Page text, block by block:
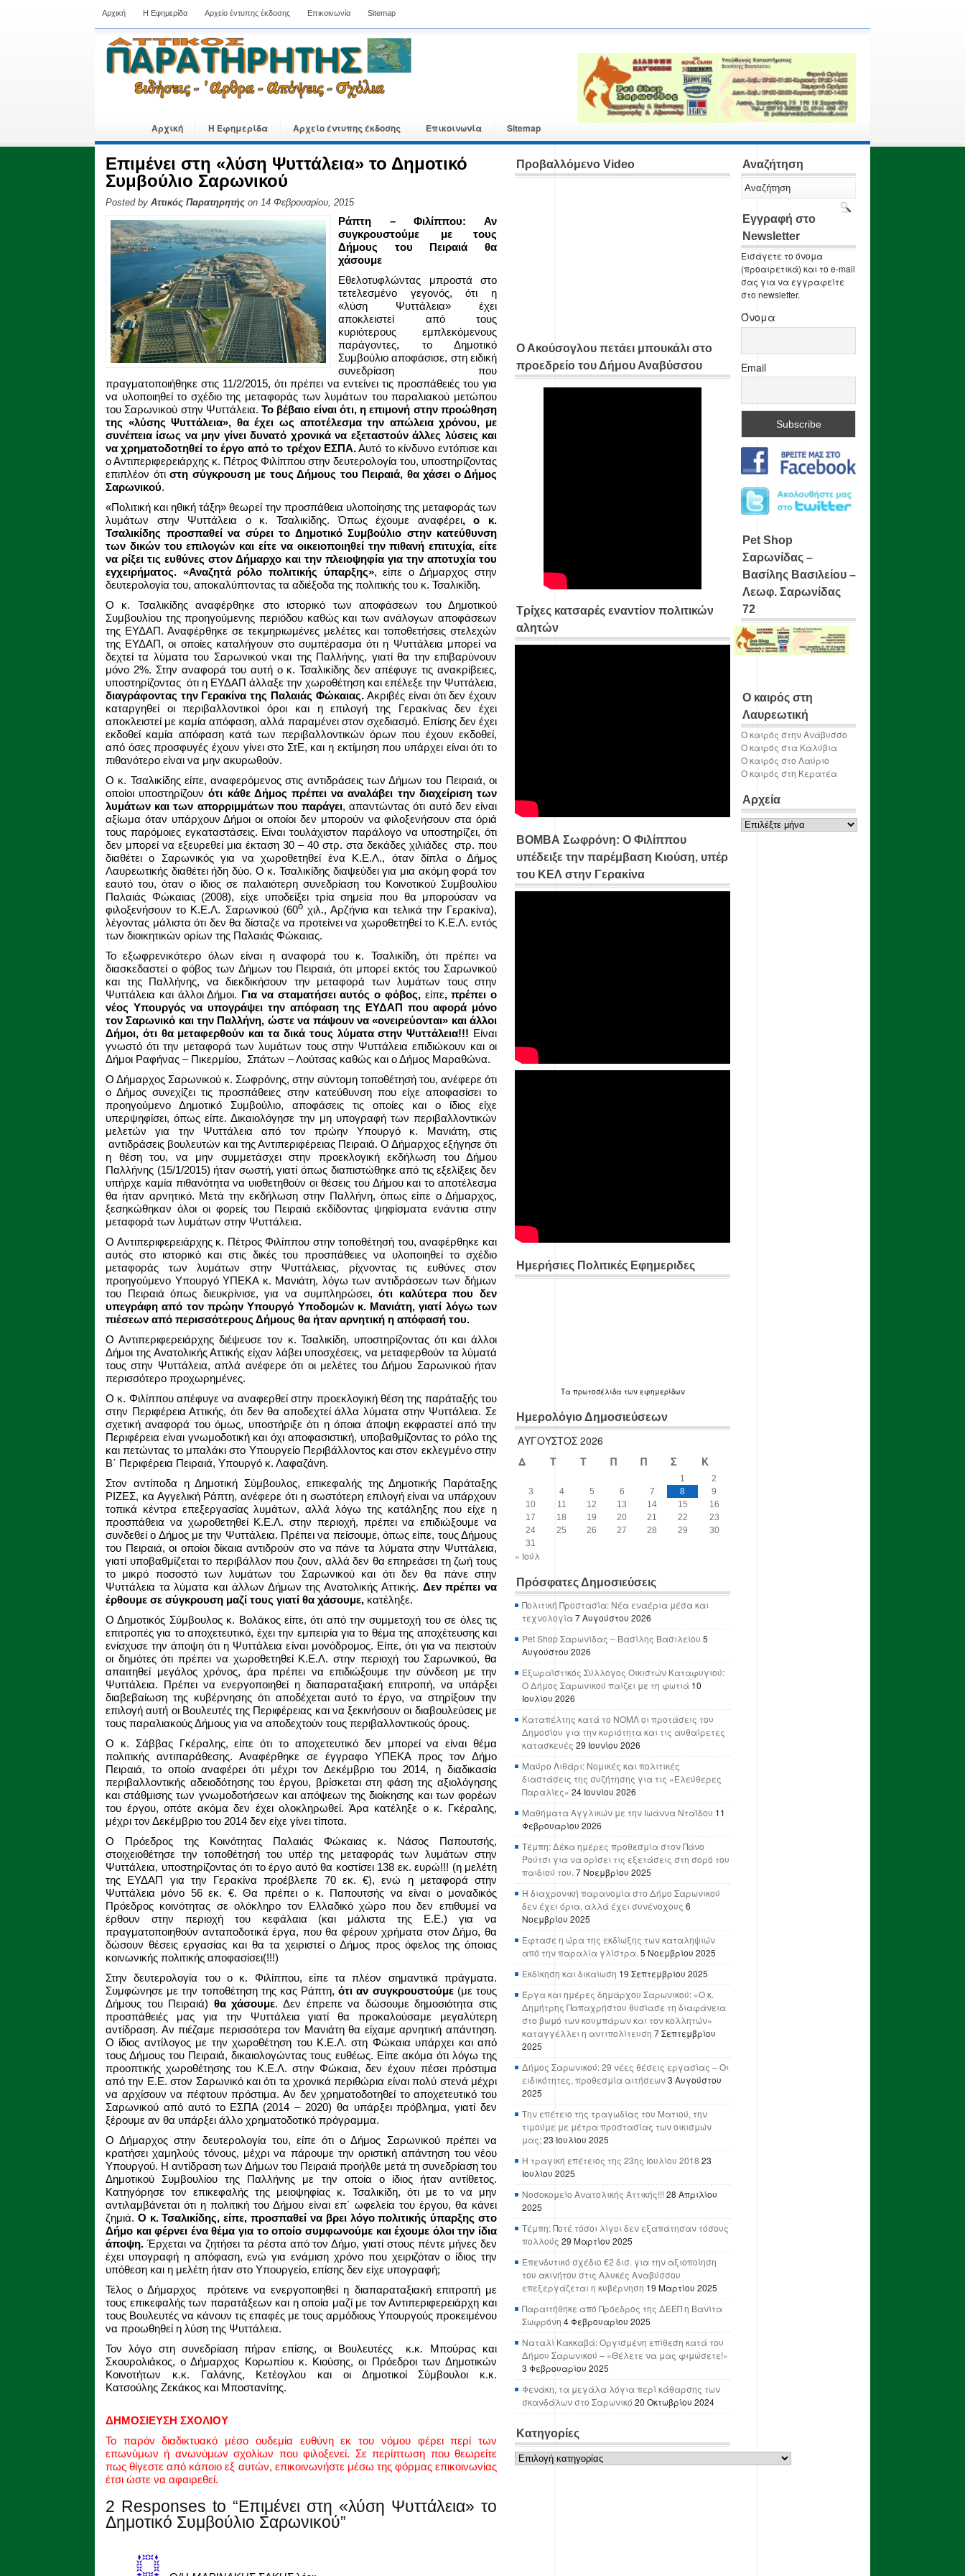
Αρχική Η Εφημερίδα Αρχείο έντυπης έκδοσης Επικοινωνία Sitemap
Αρχική Η Εφημερίδα Αρχείο έντυπης έκδοσης Επικοινωνία Sitemap
Επιμένει στη «λύση Ψυττάλεια» το Δημοτικό
Συμβούλιο Σαρωνικού
Posted by Αττικός Παρατηρητής on 14 Φεβρουαρίου, 2015
Ράπτη – Φιλίππου: Αν
συγκρουστούμε με τους
Δήμους του Πειραιά θα
χάσουμε
Εθελοτυφλώντας μπροστά στο
τετελεσμένο γεγονός, ότι η
«λύση Ψυττάλεια» έχει
αποκλειστεί από τους
κυριότερους εμπλεκόμενους
παράγοντες, το Δημοτικό
Συμβούλιο αποφάσισε, στη ειδική
συνεδρίαση που
πραγματοποιήθηκε στις 11/2/2015, ότι πρέπει να εντείνει τις προσπάθειές του για
να υλοποιηθεί το σχέδιο της μεταφοράς των λυμάτων του παραλιακού μετώπου
του Σαρωνικού στην Ψυττάλεια.Το βέβαιο είναι ότι, η επιμονή στην προώθηση
της «λύσης Ψυττάλεια», θα έχει ως αποτέλεσμα την απώλεια χρόνου, με
συνέπεια ίσως να μην γίνει δυνατό χρονικά να εξεταστούν άλλες λύσεις και
να χρηματοδοτηθεί το έργο από το τρέχον ΕΣΠΑ.Αυτό το κίνδυνο εντόπισε και
ο Αντιπεριφερειάρχης κ. Πέτρος Φιλίππου στην δευτερολογία του, υποστηρίζοντας
επιπλέον ότι στη σύγκρουση με τους Δήμους του Πειραιά, θα χάσει ο Δήμος
Σαρωνικού.
«Πολιτική και ηθική τάξη» θεωρεί την προσπάθεια υλοποίησης της μεταφοράς των
λυμάτων στην Ψυττάλεια ο κ. Τσαλικίδης. Όπως έχουμε αναφέρει, ο κ.
Τσαλικίδης προσπαθεί να σύρει το Δημοτικό Συμβούλιο στην κατεύθυνση
των δικών του επιλογών και είτε να οικειοποιηθεί την πιθανή επιτυχία, είτε
να ρίξει τις ευθύνες στον Δήμαρχο και την πλειοψηφία για την αποτυχία του
εγχειρήματος. «Αναζητά ρόλο πολιτικής ύπαρξης», είπε ο Δήμαρχος στην
δευτερολογία του, αποκαλύπτοντας τα αδιέξοδα της πολιτικής του κ. Τσαλικίδη.
Ο κ. Τσαλικίδης αναφέρθηκε στο ιστορικό των αποφάσεων του Δημοτικού
Συμβουλίου της προηγούμενης περιόδου καθώς και των ανάλογων αποφάσεων
της ΕΥΔΑΠ. Αναφέρθηκε σε τεκμηριωμένες μελέτες και τοποθετήσεις στελεχών
της ΕΥΔΑΠ, οι οποίες καταλήγουν στο συμπέρασμα ότι η Ψυττάλεια μπορεί να
δεχτεί τα λύματα του Σαρωνικού νκαι της Παλλήνης, γιατί θα την επιβαρύνουν
μόνο 2%. Στην αναφορά του αυτή ο κ. Τσαλικίδης δεν απέφυγε τις ανακρίβειες,
υποστηρίζοντας ότι η ΕΥΔΑΠ άλλαξε την χωροθέτηση και επέλεξε την Ψυττάλεια,
διαγράφοντας την Γερακίνα της Παλαιάς Φώκαιας.Ακριβές είναι ότι δεν έχουν
καταργηθεί οι περιβαλλοντικοί όροι και η επιλογή της Γερακίνας δεν έχει
αποκλειστεί με καμία απόφαση, αλλά παραμένει στον σχεδιασμό. Επίσης δεν έχει
εκδοθεί καμία απόφαση κατά των περιβαλλοντικών όρων που έχουν εκδοθεί,
από όσες προσφυγές έχουν γίνει στο ΣτΕ, και η εκτίμηση που υπάρχει είναι ότι το
πιθανότερο είναι να μην ακυρωθούν.
Ο κ. Τσαλικίδης είπε, αναφερόμενος στις αντιδράσεις των Δήμων του Πειραιά, οι
οποίοι υποστηρίζουνότι κάθε Δήμος πρέπει να αναλάβει την διαχείριση των
λυμάτων και των απορριμμάτων που παράγει, απαντώντας ότι αυτό δεν είναι
αξίωμα όταν υπάρχουν Δήμοι οι οποίοι δεν μπορούν να φιλοξενήσουν στα όριά
τους παρόμοιες εγκαταστάσεις. Είναι τουλάχιστον παράλογο να υποστηρίζει, ότι
δεν μπορεί να εξευρεθεί μια έκταση 30 – 40 στρ. στα δεκάδες χιλιάδες στρ. που
διαθέτει ο Σαρωνικός για να χωροθετηθεί ένα Κ.Ε.Λ., όταν δίπλα ο Δήμος
Λαυρεωτικής διαθέτει ήδη δύο. Ο κ. Τσαλικίδης διαψεύδει για μια ακόμη φορά τον
εαυτό του, όταν ο ίδιος σε παλαιότερη συνεδρίαση του Κοινοτικού Συμβουλίου
Παλαιάς Φώκαιας (2008), είχε υποδείξει τρία σημεία που θα μπορούσαν να
φιλοξενήσουν το Κ.Ε.Λ. Σαρωνικού (60οχιλ., Αρζήνια και τελικά την Γερακίνα),
λέγοντας μάλιστα ότι δεν θα δίσταζε να προτείνει να χωροθετηθεί το Κ.Ε.Λ. εντός
των διοικητικών ορίων της Παλαιάς Φώκαιας.
Το εξωφρενικότερο όλων είναι η αναφορά του κ. Τσαλικίδη, ότι πρέπει να
διασκεδαστεί ο φόβος των Δήμων του Πειραιά, ότι μπορεί εκτός του Σαρωνικού
και της Παλλήνης, να διεκδικήσουν την μεταφορά των λυμάτων τους στην
Ψυττάλεια και άλλοι Δήμοι. Για να σταματήσει αυτός ο φόβος, είπε, πρέπει ο
νέος Υπουργός να υπογράψει την απόφαση της ΕΥΔΑΠ που αφορά μόνο
τον Σαρωνικό και την Παλλήνη, ώστε να πάψουν να «ονειρεύονται» και άλλοι
Δήμοι, ότι θα μεταφερθούν και τα δικά τους λύματα στην Ψυττάλεια!!! Είναι
γνωστό ότι την μεταφορά των λυμάτων τους στην Ψυττάλεια επιδιώκουν και οι
Δήμοι Ραφήνας – Πικερμίου, Σπάτων – Λούτσας καθώς και ο Δήμος Μαραθώνα.
Ο Δήμαρχος Σαρωνικού κ. Σωφρόνης, στην σύντομη τοποθέτησή του, ανέφερε ότι
ο Δήμος συνεχίζει τις προσπάθειες στην κατεύθυνση που είχε αποφασίσει το
προηγούμενο Δημοτικό Συμβούλιο, αποφάσεις τις οποίες και ο ίδιος είχε
υπερψηφίσει, όπως είπε. Δικαιολόγησε την μη υπογραφή των περιβαλλοντικών
μελετών για την Ψυττάλεια από τον πρώην Υπουργό κ. Μανιάτη, στις
αντιδράσεις βουλευτών και της Αντιπεριφέρειας Πειραιά. Ο Δήμαρχος εξήγησε ότι
η θέση του, να μην συμμετάσχει στην προεκλογική εκδήλωση του Δήμου
Παλλήνης (15/1/2015) ήταν σωστή, γιατί όπως διαπιστώθηκε από τις εξελίξεις δεν
υπήρχε καμία πιθανότητα να υιοθετηθούν οι θέσεις του Δήμου και το αποτέλεσμα
θα ήταν αρνητικό. Μετά την εκδήλωση στην Παλλήνη, όπως είπε ο Δήμαρχος,
ξεσηκώθηκαν όλοι οι φορείς του Πειραιά εκδίδοντας ψηφίσματα ενάντια στην
μεταφορά των λυμάτων στην Ψυττάλεια.
Ο Αντιπεριφερειάρχης κ. Πέτρος Φιλίππου στην τοποθέτησή του, αναφέρθηκε και
αυτός στο ιστορικό και στις δικές του προσπάθειες να υλοποιηθεί το σχέδιο
μεταφοράς των λυμάτων στην Ψυττάλειας, ρίχνοντας τις ευθύνες στον
προηγούμενο Υπουργό ΥΠΕΚΑ κ. Μανιάτη, λόγω των αντιδράσεων των δήμων
του Πειραιά όπως διευκρίνισε, για να συμπληρώσει,ότι καλύτερα που δεν
υπεγράφη από τον πρώην Υπουργό Υποδομών κ. Μανιάτη, γιατί λόγω των
πιέσεων από περισσότερους Δήμους θα ήταν αρνητική η απόφασή του.
Ο Αντιπεριφερειάρχης διέψευσε τον κ. Τσαλικίδη, υποστηρίζοντας ότι και άλλοι
Δήμοι της Ανατολικής Αττικής είχαν λάβει υποσχέσεις, να μεταφερθούν τα λύματά
τους στην Ψυττάλεια, απλά ανέφερε ότι οι μελέτες του Δήμου Σαρωνικού ήταν
περισσότερο προχωρημένες.
Ο κ. Φιλίππου απέφυγε να αναφερθεί στην προεκλογική θέση της παράταξής του
στην Περιφέρεια Αττικής, ότι δεν θα αποδεχτεί άλλα λύματα στην Ψυττάλεια. Σε
σχετική αναφορά του όμως, υποστήριξε ότι η όποια άποψη εκφραστεί από την
Περιφέρεια είναι γνωμοδοτική και όχι αποφασιστική, υποβαθμίζοντας το ρόλο της
και πετώντας το μπαλάκι στο Υπουργείο Περιβάλλοντος και στον εκλεγμένο στην
Β΄ Περιφέρεια Πειραιά, Υπουργό κ. Λαφαζάνη.
Στον αντίποδα η Δημοτική Σύμβουλος, επικεφαλής της Δημοτικής Παράταξης
ΡΙΖΕΣ, κα Αγγελική Ράπτη, ανέφερε ότι η σωστότερη επιλογή είναι να υπάρχουν
τοπικά κέντρα επεξεργασίας λυμάτων, αλλά λόγω της κατάληξης που είχε η
προσπάθεια να χωροθετηθεί Κ.Ε.Λ. στην περιοχή, πρέπει να επιδιώξουμε να
συνδεθεί ο Δήμος με την Ψυττάλεια. Πρέπει να πείσουμε, όπως είπε, τους Δήμους
του Πειραιά, οι οποίοι δίκαια αντιδρούν στο να πάνε τα λύματα στην Ψυττάλεια,
γιατί υποβαθμίζεται το περιβάλλον που ζουν, αλλά δεν θα επηρεάσει τη ζωή τους
το μικρό ποσοστό των λυμάτων του Σαρωνικού και ότι δεν θα πάνε στην
Ψυττάλεια τα λύματα και άλλων Δήμων της Ανατολικής Αττικής. Δεν πρέπει να
έρθουμε σε σύγκρουση μαζί τους γιατί θα χάσουμε, κατέληξε.
Ο Δημοτικός Σύμβουλος κ. Βολάκος είπε, ότι από την συμμετοχή του σε όλες τις
επιτροπές για το αποχετευτικό, έχει την εμπειρία για το θέμα της αποχέτευσης και
ενίσχυσε την άποψη ότι η Ψυττάλεια είναι μονόδρομος. Είπε, ότι για να πειστούν
οι δημότες ότι πρέπει να χωροθετηθεί Κ.Ε.Λ. στην περιοχή του Σαρωνικού, θα
απαιτηθεί μεγάλος χρόνος, άρα πρέπει να επιδιώξουμε την σύνδεση με την
Ψυττάλεια. Πρέπει να ενεργοποιηθεί η διαπαραταξιακή επιτροπή, να υπάρξει
διαβεβαίωση της κυβέρνησης ότι αποδέχεται αυτό το έργο, να στηρίξουν την
επιλογή αυτή οι Βουλευτές της Περιφέρειας και να ξεκινήσουν οι διαβουλεύσεις με
τους παραλιακούς Δήμους για να αποδεχτούν τους περιβαλλοντικούς όρους.
Ο κ. Σάββας Γκέραλης, είπε ότι το αποχετευτικό δεν μπορεί να είναι θέμα
πολιτικής αντιπαράθεσης. Αναφέρθηκε σε έγγραφο ΥΠΕΚΑ προς τον Δήμο
Πειραιά, το οποίο αναφέρει ότι μέχρι τον Δεκέμβριο του 2014, η διαδικασία
περιβαλλοντικής αδειοδότησης του έργου, βρίσκεται στη φάση της αξιολόγησης
και στάθμισης των γνωμοδοτήσεων και απόψεων της διοίκησης και των φορέων
του έργου, οπότε ακόμα δεν έχει ολοκληρωθεί. Άρα κατέληξε ο κ. Γκέραλης,
μέχρι τον Δεκέμβριο του 2014 δεν είχε γίνει τίποτα.
Ο Πρόεδρος της Κοινότητας Παλαιάς Φώκαιας κ. Νάσος Παπουτσής,
στοιχειοθέτησε την τοποθέτησή του υπέρ της μεταφοράς των λυμάτων στην
Ψυττάλεια, υποστηρίζοντας ότι το έργο αυτό θα κοστίσει 138 εκ. ευρώ!!! (η μελέτη
της ΕΥΔΑΠ για την Γερακίνα προέβλεπε 70 εκ. €), ενώ η μεταφορά στην
Ψυττάλεια μόνο 56 εκ. €. Θα πρέπει ο κ. Παπουτσής να είναι ο μοναδικός
Πρόεδρος κοινότητας σε ολόκληρο τον Ελλαδικό χώρο που δεν επιθυμεί να
έρθουν στην περιοχή του κεφάλαια (και μάλιστα της Ε.Ε.) για να
πραγματοποιηθούν ανταποδοτικά έργα, που θα φέρουν χρήματα στον Δήμο, θα
δώσουν θέσεις εργασίας και θα τα χειριστεί ο Δήμος προς όφελος της όποιας
κοινωνικής πολιτικής αποφασίσει(!!!)
Στην δευτερολογία του ο κ. Φιλίππου, είπε τα πλέον σημαντικά πράγματα.
Συμφώνησε με την τοποθέτηση της κας Ράπτη,ότι αν συγκρουστούμε(με τους
Δήμους του Πειραιά) θα χάσουμε. Δεν έπρεπε να δώσουμε δημοσιότητα στις
προσπάθειές μας για την Ψυττάλεια γιατί θα προκαλούσαμε μεγαλύτερη
αντίδραση. Αν πιέζαμε περισσότερα τον Μανιάτη θα είχαμε αρνητική απάντηση.
Ο ίδιος αντίλογος με την χωροθέτηση του Κ.Ε.Λ. στη Φώκαια υπάρχει και από
τους Δήμους του Πειραιά, δικαιολογώντας τους ευθέως. Είπε ακόμα ότι λόγω της
προοπτικής χωροθέτησης του Κ.Ε.Λ. στην Φώκαια, δεν έχουν πέσει πρόστιμα
από την Ε.Ε. στον Σαρωνικό και ότι τα χρονικά περιθώρια είναι πολύ στενά μέχρι
να αρχίσουν να πέφτουν πρόστιμα. Αν δεν χρηματοδοτηθεί το αποχετευτικό του
Σαρωνικού από αυτό το ΕΣΠΑ (2014 – 2020) θα υπάρξει πρόβλημα, γιατί δεν
ξέρουμε αν θα υπάρξει άλλο χρηματοδοτικό πρόγραμμα.
Ο Δήμαρχος στην δευτερολογία του, είπε ότι ο Δήμος Σαρωνικού πρέπει να
κρατήσει χαμηλούς τόνους, μέχρι να πάρουμε την οριστική απάντηση του νέου
Υπουργού. Η αντίδραση των Δήμων του Πειραιά προήλθε μετά τη συνεδρίαση του
Δημοτικού Συμβουλίου της Παλλήνης με την οποία ο ίδιος ήταν αντίθετος.
Κατηγόρησε τον επικεφαλής της μειοψηφίας κ. Τσαλικίδη, ότι με το να μην
αντιλαμβάνεται ότι η πολιτική του Δήμου είναι επ΄ ωφελεία του έργου, θα κάνει
ζημιά. Ο κ. Τσαλικίδης, είπε, προσπαθεί να βρει λόγο πολιτικής ύπαρξης στο
Δήμο και φέρνει ένα θέμα για το οποίο συμφωνούμε και έχουμε όλοι την ίδια
άποψη. Έρχεται να ζητήσει τα ρέστα από τον Δήμο, γιατί στους πέντε μήνες δεν
έχει υπογραφή η απόφαση, ενώ για ενάμιση χρόνο που χειριζόταν ο ίδιος την
υπόθεση και η μελέτη ήταν στο Υπουργείο, επίσης δεν είχε υπογραφή;
Τέλος ο Δήμαρχος πρότεινε να ενεργοποιηθεί η διαπαραταξιακή επιτροπή με
τους επικεφαλής των παρατάξεων και η οποία μαζί με τον Αντιπεριφερειάρχη και
τους Βουλευτές να κάνουν τις επαφές με τους αρμόδιους Υπουργούς προκειμένου
να προωθηθεί η λύση της Ψυττάλεια.
Τον λόγο στη συνεδρίαση πήραν επίσης, οι Βουλευτέςς κ.κ. Μπούρας και
Σκουρολιάκος, ο Δήμαρχος Κορωπίου κ. Κιούσης, οι Πρόεδροι των Δημοτικών
Κοινοτήτων κ.κ. Γαλάνης, Κετέογλου και οι Δημοτικοί Σύμβουλοι κ.κ.
Κατσούλης Ζεκάκος και Μποστανίτης.
ΔΗΜΟΣΙΕΥΣΗ ΣΧΟΛΙΟΥ
Το παρόν διαδικτυακό μέσο ουδεμία ευθύνη εκ του νόμου φέρει περί των
επωνύμων ή ανωνύμων σχολίων που φιλοξενεί. Σε περίπτωση που θεωρείτε
πως θίγεστε από κάποιο εξ αυτών, επικοινωνήστε μέσω της φόρμας επικοινωνίας
έτσι ώστε να αφαιρεθεί.
2 Responses to “Επιμένει στη «λύση Ψυττάλεια» το
Δημοτικό Συμβούλιο Σαρωνικού”
Προβαλλόμενο Video
Ο Ακούσογλου πετάει μπουκάλι στο
προεδρείο του Δήμου Αναβύσσου
Τρίχες κατσαρές εναντίον πολιτικών
αλητών
ΒΟΜΒΑ Σωφρόνη: Ο Φιλίππου
υπέδειξε την παρέμβαση Κιούση, υπέρ
του ΚΕΛ στην Γερακίνα
Ημερήσιες Πολιτικές Εφημεριδες
Τα πρωτοσέλιδα των εφημερίδων
Ημερολόγιο Δημοσιεύσεων
ΑΎΓΟΥΣΤΟΣ 2026
Δ
Τ Τ Π Π Σ Κ
1
2
3
4 5 6 7 8
9
10
11 12 13 14 15
16
17
18 19 20 21 22
23
24
25 26 27 28 29
30
31
« Ιούλ
Πρόσφατες Δημοσιεύσεις
Πολιτική Προστασία: Νέα εναέρια μέσα και
τεχνολογία7 Αυγούστου 2026
Pet Shop Σαρωνίδας – Βασίλης Βασιλείου 5
Αυγούστου 2026
Εξωραϊστικός Σύλλογος Οικιστών Καταφυγιού:
Ο Δήμος Σαρωνικού παίζει με τη φωτιά 10
Ιουλίου 2026
Καταπέλτης κατά το ΝΟΜΛ οι προτάσεις του
Δημοσίου για την κυριότητα και τις αυθαίρετες
κατασκευές 29 Ιουνίου 2026
Μαύρο Λιθάρι: Νομικές και πολιτικές
διαστάσεις της συζήτησης για τις «Ελεύθερες
Παραλίες» 24 Ιουνίου 2026
Μαθήματα Αγγλικών με την Ιωάννα Νταΐδου 11
Φεβρουαρίου 2026
Τέμπη: Δέκα ημέρες προθεσμία στον Πάνο
Ρούτσι για να ορίσει τις εξετάσεις στη σορό του
παιδιού του. 7 Νοεμβρίου 2025
Η διαχρονική παρανομία στο Δήμο Σαρωνικού
δεν έχει όρια, αλλά έχει συνένοχους 6
Νοεμβρίου 2025
Έφτασε η ώρα της εκδίωξης των καταληψιών
από την παραλία γλίστρα. 5 Νοεμβρίου 2025
Εκδίκηση και δικαίωση 19 Σεπτεμβρίου 2025
Έργα και ημέρες δημάρχου Σαρωνικού: «Ο κ.
Δημήτρης Παπαχρήστου θυσίασε τη διαφάνεια
στο βωμό των κουμπάρων και τον κολλητών»
καταγγέλλει η αντιπολίτευση 7 Σεπτεμβρίου
2025
Δήμος Σαρωνικού: 29 νέες θέσεις εργασίας – Οι
ειδικότητες, προθεσμία αιτήσεων3 Αυγούστου
2025
Την επέτειο της τραγωδίας του Ματιού, την
τιμούμε με μέτρα προστασίας των οικισμών
μας;23 Ιουλίου 2025
Η τραγική επέτειος της 23ης Ιουλίου 2018 23
Ιουλίου 2025
Νοσοκομείο Ανατολικής Αττικής!!! 28 Απριλίου
2025
Τέμπη: Ποτέ τόσοι λίγοι δεν εξαπάτησαν τόσους
πολλούς 29 Μαρτίου 2025
Επενδυτικό σχέδιο €2 δισ. για την αξιοποίηση
του ακινήτου στις Αλυκές Αναβύσσου
επεξεργάζεται η κυβέρνηση 19 Μαρτίου 2025
Παραιτήθηκε από Πρόεδρος της ΔΕΕΠ η Βανίτα
Σωφρόνη 4 Φεβρουαρίου 2025
Ναταλί Κακκαβά: Οργισμένη επίθεση κατά του
Δήμου Σαρωνικού – «Θέλετε να μας φιμώσετε!»
3 Φεβρουαρίου 2025
Φενάκη, τα μεγάλα λόγια περί κάθαρσης των
σκανδάλων στο Σαρωνικό 20 Οκτωβρίου 2024
Κατηγορίες
Κατηγορίες
Αναζήτηση
Εγγραφή στο
Newsletter
Εισάγετε το όνομα
(προαιρετικά) και το e-mail
σας για να εγγραφείτε
στο newsletter.
Όνομα
Email
Pet Shop
Σαρωνίδας –
Βασίλης Βασιλείου –
Λεωφ. Σαρωνίδας
72
Ο καιρός στη
Λαυρεωτική
Ο καιρός στην Ανάβυσσο
Ο καιρός στα Καλύβια
Ο καιρός στο Λαύριο
Ο καιρός στη Κερατέα
Αρχεία
Αρχεία